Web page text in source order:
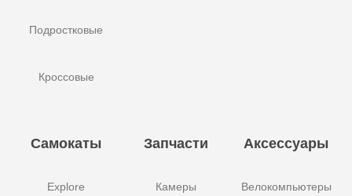
Подростковые
Кроссовые
Самокаты
Explore
Запчасти
Камеры
Аксессуары
Велокомпьютеры